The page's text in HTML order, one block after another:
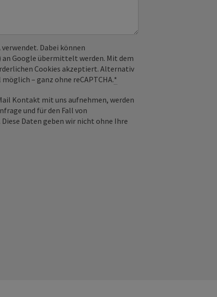
Dabei können
an Google übermittelt werden. Mit dem
Cookies akzeptiert. Alternativ
– ganz ohne reCAPTCHA.*
Kontakt mit uns aufnehmen, werden
und für den Fall von
Daten geben wir nicht ohne Ihre